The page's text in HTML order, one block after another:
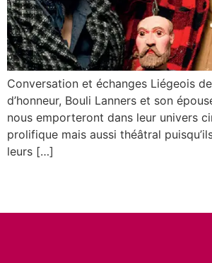
Conversation et échanges Liégeois
d’honneur, Bouli Lanners et son
nous emporteront dans leur univers
prolifique mais aussi théâtral
leurs […]